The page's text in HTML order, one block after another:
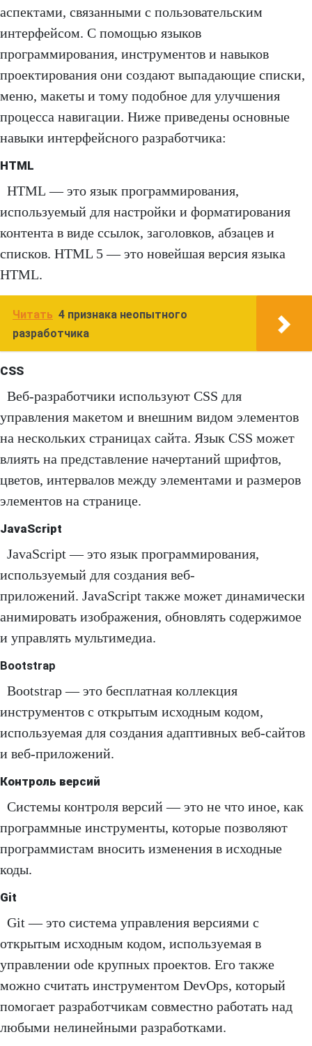
аспектами, связанными с пользовательским
интерфейсом. С помощью языков
программирования, инструментов и навыков
проектирования они создают выпадающие списки,
меню, макеты и тому подобное для улучшения
процесса навигации. Ниже приведены основные
навыки интерфейсного разработчика:
HTML
HTML — это язык программирования,
используемый для настройки и форматирования
контента в виде ссылок, заголовков, абзацев и
списков. HTML 5 — это новейшая версия языка
HTML.
Читать 4 признака неопытного
разработчика
CSS
Веб-разработчики используют CSS для
управления макетом и внешним видом элементов
на нескольких страницах сайта. Язык CSS может
влиять на представление начертаний шрифтов,
цветов, интервалов между элементами и размеров
элементов на странице.
JavaScript
JavaScript — это язык программирования,
используемый для создания веб-
приложений. JavaScript также может динамически
анимировать изображения, обновлять содержимое
и управлять мультимедиа.
Bootstrap
Bootstrap — это бесплатная коллекция
инструментов с открытым исходным кодом,
используемая для создания адаптивных веб-сайтов
и веб-приложений.
Контроль версий
Системы контроля версий — это не что иное, как
программные инструменты, которые позволяют
программистам вносить изменения в исходные
коды.
Git
Git — это система управления версиями с
открытым исходным кодом, используемая в
управлении ode крупных проектов. Его также
можно считать инструментом DevOps, который
помогает разработчикам совместно работать над
любыми нелинейными разработками.